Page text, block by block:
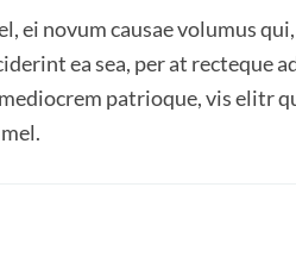
ei novum causae volumus
ea sea, per at recteque
patrioque, vis elitr